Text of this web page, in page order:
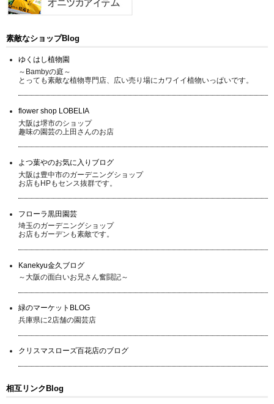
素敵なショップBlog
ゆくはし植物園
～Bambyの庭～
とっても素敵な植物専門店、広い売り場にカワイイ植物いっぱいです。
flower shop LOBELIA
大阪は堺市のショップ
趣味の園芸の上田さんのお店
よつ葉やのお気に入りブログ
大阪は豊中市のガーデニングショップ
お店もHPもセンス抜群です。
フローラ黒田園芸
埼玉のガーデニングショップ
お店もガーデンも素敵です。
Kanekyu金久ブログ
～大阪の面白いお兄さん奮闘記～
緑のマーケットBLOG
兵庫県に2店舗の園芸店
クリスマスローズ百花店のブログ
相互リンクBlog